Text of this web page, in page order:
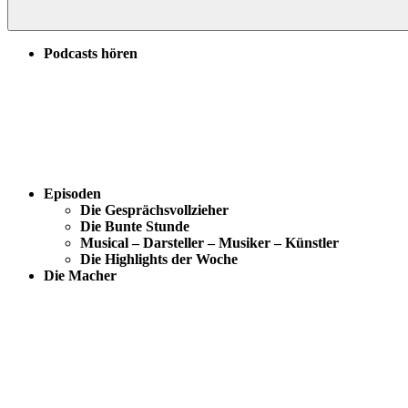
Podcasts hören
Episoden
Die Gesprächsvollzieher
Die Bunte Stunde
Musical – Darsteller – Musiker – Künstler
Die Highlights der Woche
Die Macher